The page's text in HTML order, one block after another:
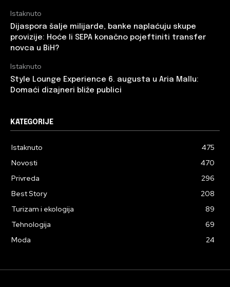
Istaknuto
Dijaspora šalje milijarde, banke naplaćuju skupe
provizije: Hoće li SEPA konačno pojeftiniti transfer
novca u BiH?
Istaknuto
Style Lounge Experience 6. augusta u Aria Mallu:
Domaći dizajneri bliže publici
KATEGORIJE
Istaknuto
475
Novosti
470
Privreda
296
Best Story
208
Turizam i ekologija
89
Tehnologija
69
Moda
24